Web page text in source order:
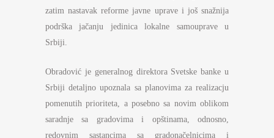
zatim nastavak reforme javne uprave i još snažnija
podrška jačanju jedinica lokalne samouprave u
Srbiji.
Obradović je generalnog direktora Svetske banke u
Srbiji detaljno upoznala sa planovima za realizacju
pomenutih prioriteta, a posebno sa novim oblikom
saradnje sa gradovima i opštinama, odnosno,
redovnim sastancima sa gradonačelnicima i